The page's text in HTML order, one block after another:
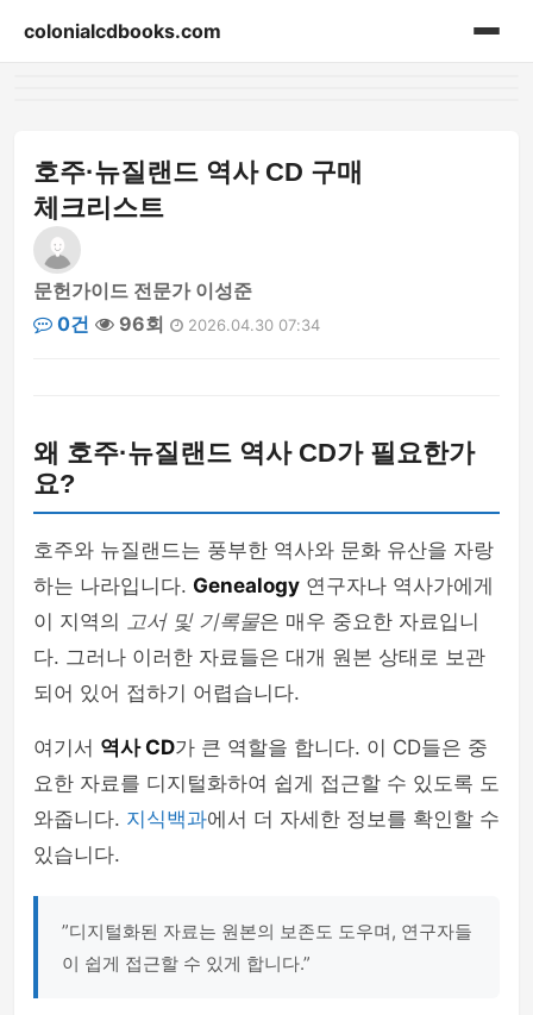
colonialcdbooks.com
호주·뉴질랜드 역사 CD 구매
체크리스트
문헌가이드 전문가 이성준
0건
96회 2026.04.30 07:34
왜 호주·뉴질랜드 역사 CD가 필요한가
요?
호주와 뉴질랜드는 풍부한 역사와 문화 유산을 자랑
하는 나라입니다. Genealogy 연구자나 역사가에게
이 지역의 고서 및 기록물은 매우 중요한 자료입니
다. 그러나 이러한 자료들은 대개 원본 상태로 보관
되어 있어 접하기 어렵습니다.
여기서 역사 CD가 큰 역할을 합니다. 이 CD들은 중
요한 자료를 디지털화하여 쉽게 접근할 수 있도록 도
와줍니다. 지식백과에서 더 자세한 정보를 확인할 수
있습니다.
”디지털화된 자료는 원본의 보존도 도우며, 연구자들
이 쉽게 접근할 수 있게 합니다.”